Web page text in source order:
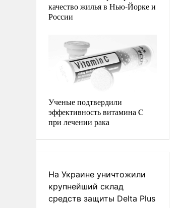
качество жилья в Нью-Йорке и
России
Ученые подтвердили
эффективность витамина C
при лечении рака
На Украине уничтожили
крупнейший склад
средств защиты Delta Plus